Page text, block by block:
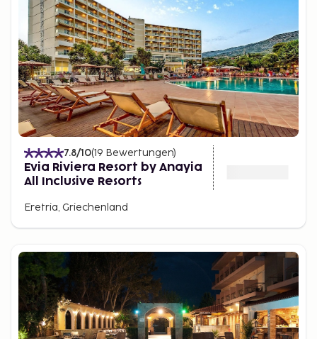
7.8/10(19 Bewertungen)
Evia Riviera Resort by Anayia
All Inclusive Resorts
Eretria, Griechenland